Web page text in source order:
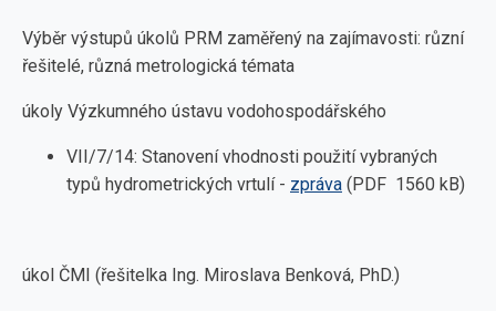
Výběr výstupů úkolů PRM zaměřený na zajímavosti: různí
řešitelé, různá metrologická témata
úkoly Výzkumného ústavu vodohospodářského
VII/7/14: Stanovení vhodnosti použití vybraných
typů hydrometrických vrtulí - zpráva (PDF 1560 kB)
úkol ČMI (řešitelka Ing. Miroslava Benková, PhD.)